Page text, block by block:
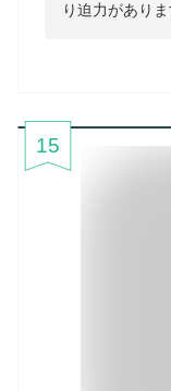
り迫力がありま
15